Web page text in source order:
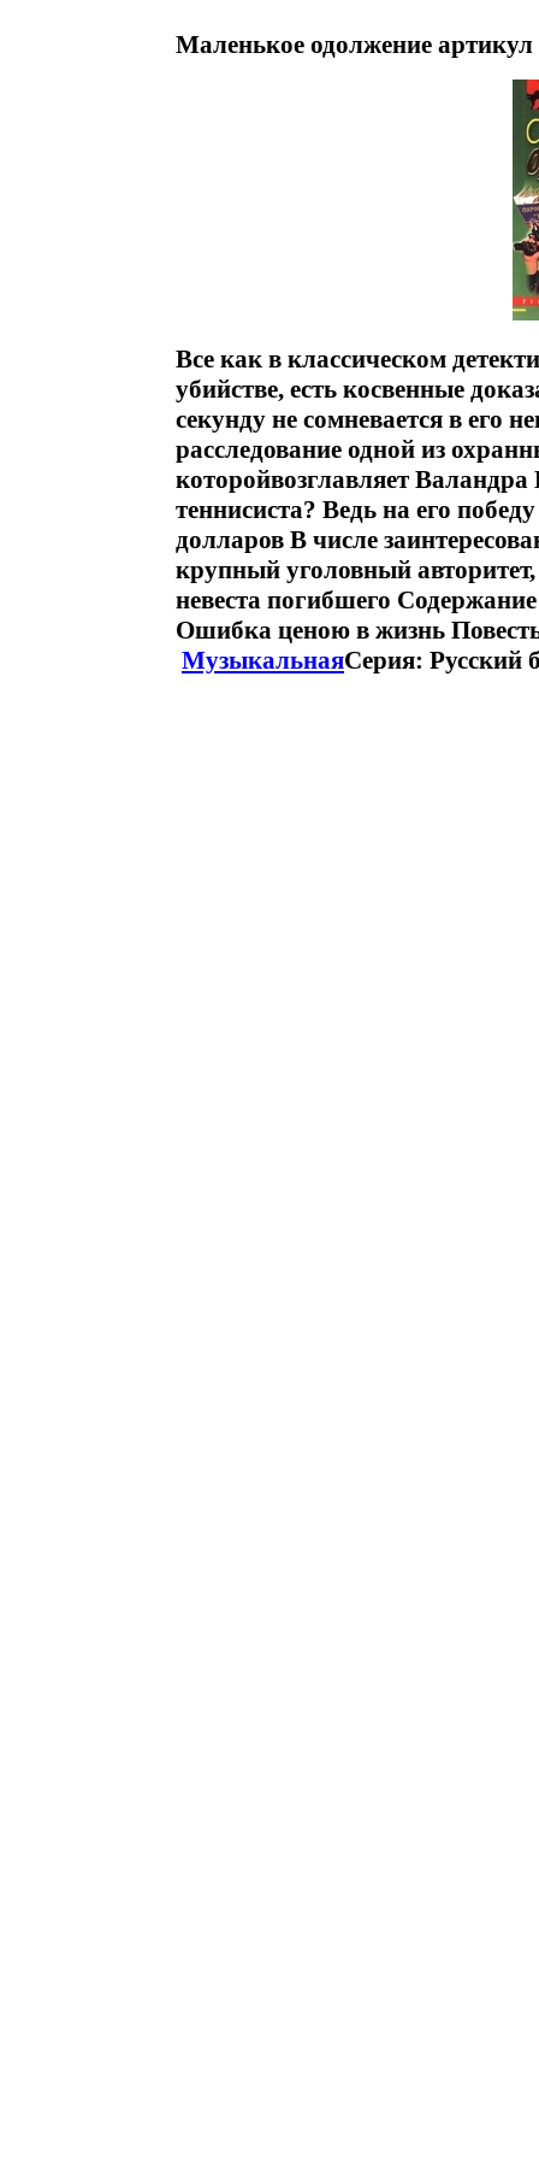
Маленькое одолжение артикул
Все как в классическом
убийстве, есть косвенные
секунду не сомневается в его
расследование одной из
которойвозглавляет Валандра
теннисиста? Ведь на его
долларов В числе
крупный уголовный
невеста погибшего
Ошибка ценою в жизнь
МузыкальнаяСерия: Русский